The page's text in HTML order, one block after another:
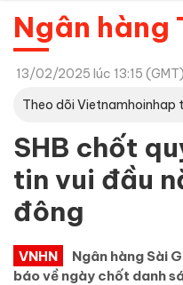
Ngân hàng
13/02/2025 lúc 13:15 (GMT)
Theo dõi Vietnamhoinhap
SHB chốt
tin vui đầu
đông
VNHN
Ngân hàng Sài
báo về ngày chốt danh